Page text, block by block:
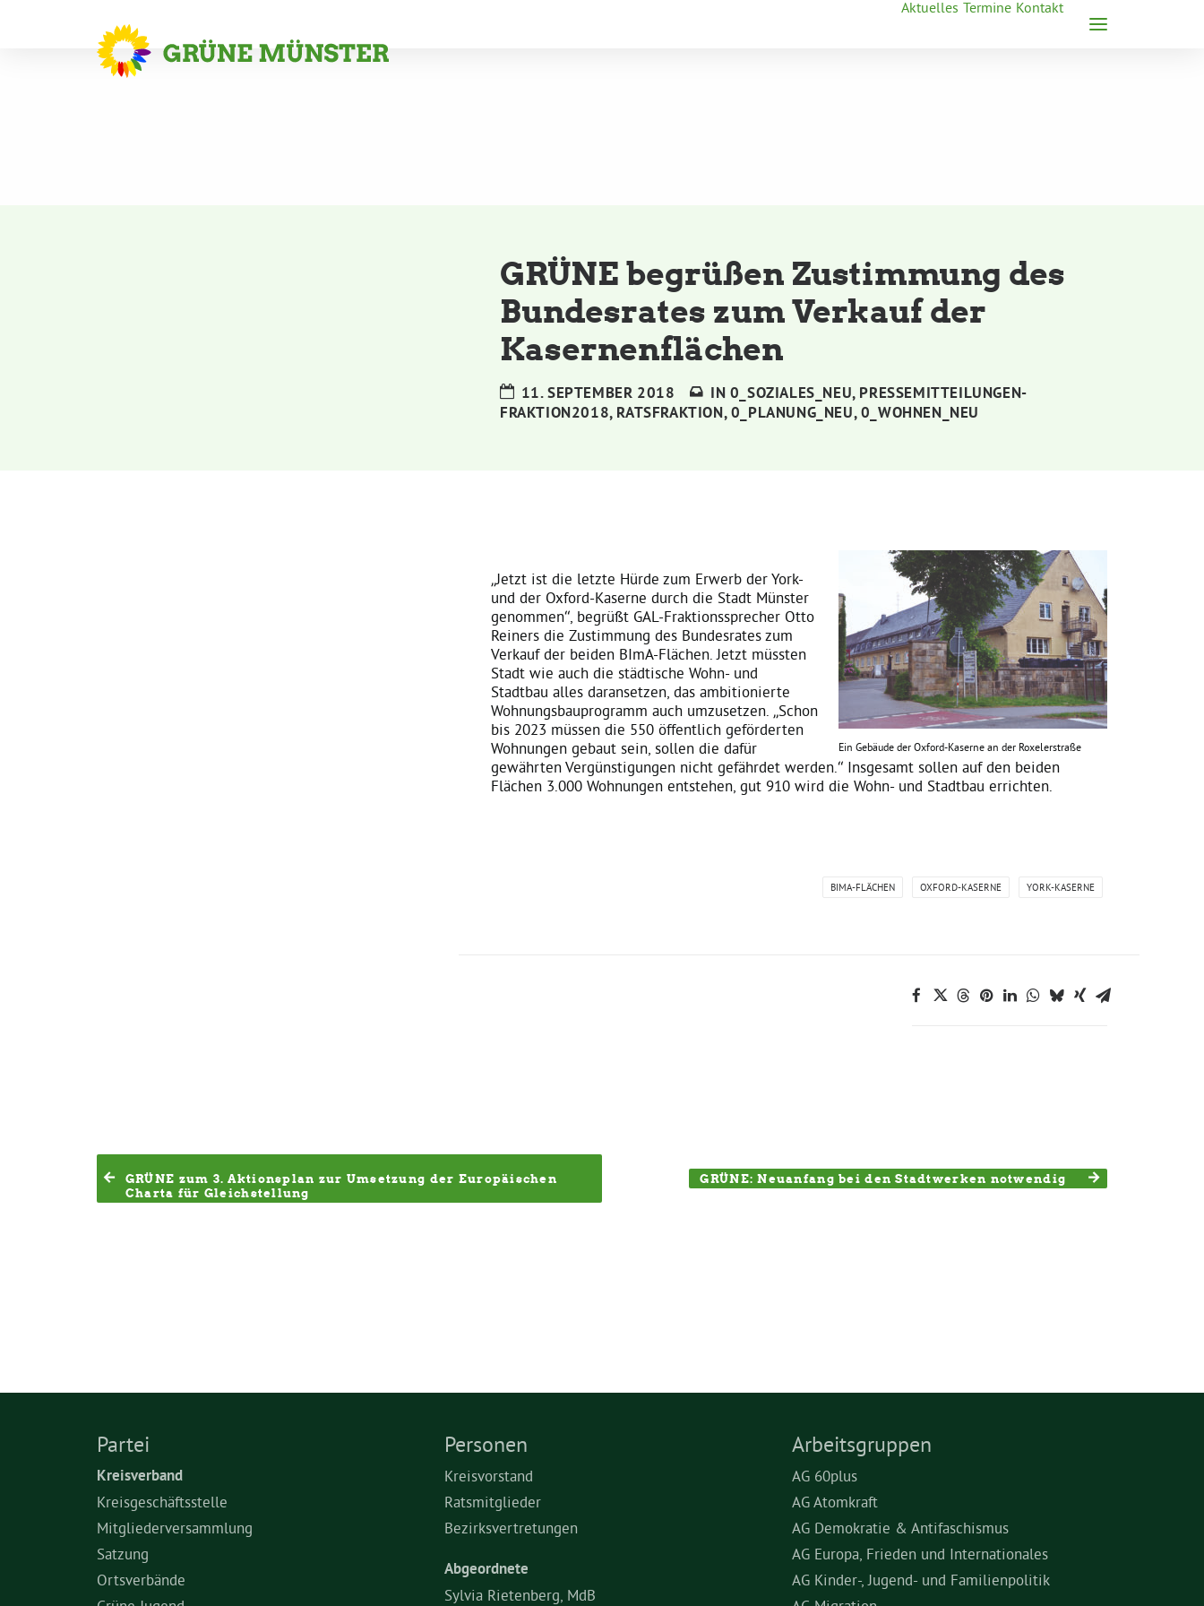
Aktuelles Termine Kontakt
GRÜNE begrüßen Zustimmung des
Bundesrates zum Verkauf der
Kasernenflächen
11. SEPTEMBER 2018 IN 0_SOZIALES_NEU, PRESSEMITTEILUNGEN-
FRAKTION2018, RATSFRAKTION,0_PLANUNG_NEU,0_WOHNEN_NEU
Ein Gebäude der Oxford-Kaserne an der Roxelerstraße
„Jetzt ist die letzte Hürde zum Erwerb der York-
und der Oxford-Kaserne durch die Stadt Münster
genommen“, begrüßt GAL-Fraktionssprecher Otto
Reiners die Zustimmung des Bundesrates zum
Verkauf der beiden BImA-Flächen. Jetzt müssten
Stadt wie auch die städtische Wohn- und
Stadtbau alles daransetzen, das ambitionierte
Wohnungsbauprogramm auch umzusetzen. „Schon
bis 2023 müssen die 550 öffentlich geförderten
Wohnungen gebaut sein, sollen die dafür
gewährten Vergünstigungen nicht gefährdet werden.“ Insgesamt sollen auf den beiden
Flächen 3.000 Wohnungen entstehen, gut 910 wird die Wohn- und Stadtbau errichten.
BIMA-FLÄCHEN OXFORD-KASERNE YORK-KASERNE
GRÜNE zum 3. Aktionsplan zur Umsetzung der Europäischen
Charta für Gleichstellung
GRÜNE: Neuanfang bei den Stadtwerken notwendig
Partei
Kreisverband
Kreisgeschäftsstelle
Mitgliederversammlung
Satzung
Ortsverbände
Personen
Kreisvorstand
Ratsmitglieder
Bezirksvertretungen
Abgeordnete
Sylvia Rietenberg, MdB
Arbeitsgruppen
AG 60plus
AG Atomkraft
AG Demokratie & Antifaschismus
AG Europa, Frieden und Internationales
AG Kinder-, Jugend- und Familienpolitik